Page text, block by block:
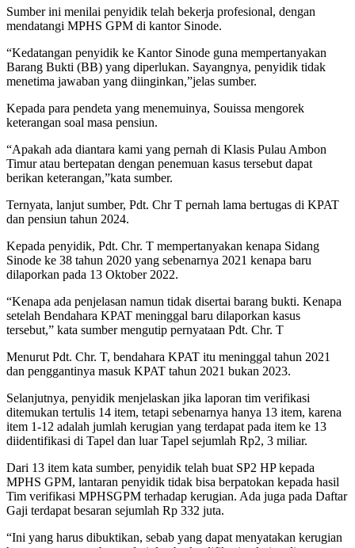
Sumber ini menilai penyidik telah bekerja profesional, dengan
mendatangi MPHS GPM di kantor Sinode.
“Kedatangan penyidik ke Kantor Sinode guna mempertanyakan
Barang Bukti (BB) yang diperlukan. Sayangnya, penyidik tidak
menetima jawaban yang diinginkan,”jelas sumber.
Kepada para pendeta yang menemuinya, Souissa mengorek
keterangan soal masa pensiun.
“Apakah ada diantara kami yang pernah di Klasis Pulau Ambon
Timur atau bertepatan dengan penemuan kasus tersebut dapat
berikan keterangan,”kata sumber.
Ternyata, lanjut sumber, Pdt. Chr T pernah lama bertugas di KPAT
dan pensiun tahun 2024.
Kepada penyidik, Pdt. Chr. T mempertanyakan kenapa Sidang
Sinode ke 38 tahun 2020 yang sebenarnya 2021 kenapa baru
dilaporkan pada 13 Oktober 2022.
“Kenapa ada penjelasan namun tidak disertai barang bukti. Kenapa
setelah Bendahara KPAT meninggal baru dilaporkan kasus
tersebut,” kata sumber mengutip pernyataan Pdt. Chr. T
Menurut Pdt. Chr. T, bendahara KPAT itu meninggal tahun 2021
dan penggantinya masuk KPAT tahun 2021 bukan 2023.
Selanjutnya, penyidik menjelaskan jika laporan tim verifikasi
ditemukan tertulis 14 item, tetapi sebenarnya hanya 13 item, karena
item 1-12 adalah jumlah kerugian yang terdapat pada item ke 13
diidentifikasi di Tapel dan luar Tapel sejumlah Rp2, 3 miliar.
Dari 13 item kata sumber, penyidik telah buat SP2 HP kepada
MPHS GPM, lantaran penyidik tidak bisa berpatokan kepada hasil
Tim verifikasi MPHSGPM terhadap kerugian. Ada juga pada Daftar
Gaji terdapat besaran sejumlah Rp 332 juta.
“Ini yang harus dibuktikan, sebab yang dapat menyatakan kerugian